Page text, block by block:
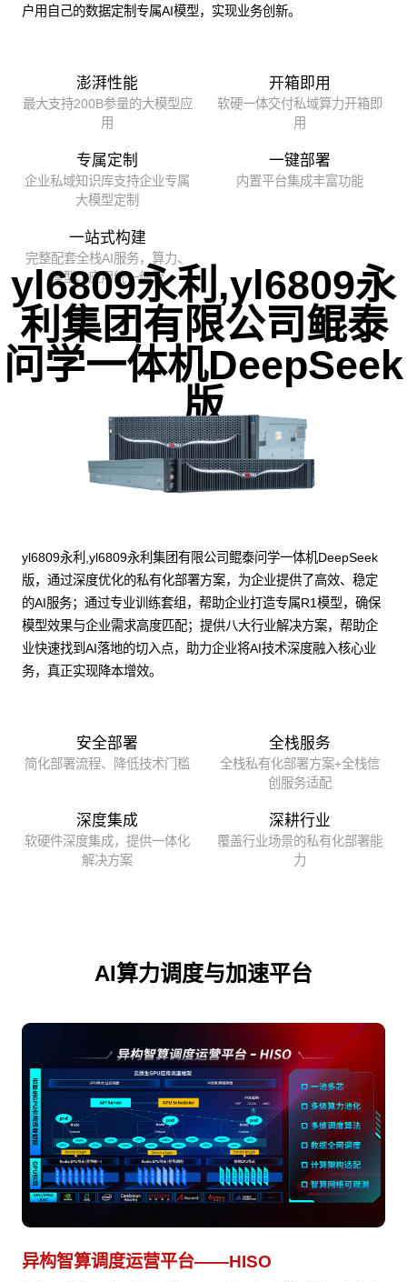
户用自己的数据定制专属AI模型，实现业务创新。
澎湃性能
最大支持200B参量的大模型应
用
开箱即用
软硬一体交付私域算力开箱即
用
专属定制
企业私域知识库支持企业专属
大模型定制
一键部署
内置平台集成丰富功能
一站式构建
完整配套全栈AI服务，算力、
模型、应用统一纳管
yl6809永利,yl6809永
利集团有限公司鲲泰
问学一体机DeepSeek
版
yl6809永利,yl6809永利集团有限公司鲲泰问学一体机DeepSeek
版，通过深度优化的私有化部署方案，为企业提供了高效、稳定
的AI服务；通过专业训练套组，帮助企业打造专属R1模型，确保
模型效果与企业需求高度匹配；提供八大行业解决方案，帮助企
业快速找到AI落地的切入点，助力企业将AI技术深度融入核心业
务，真正实现降本增效。
安全部署
简化部署流程、降低技术门槛
全栈服务
全栈私有化部署方案+全栈信
创服务适配
深度集成
软硬件深度集成，提供一体化
解决方案
深耕行业
覆盖行业场景的私有化部署能
力
AI算力调度与加速平台
异构智算调度运营平台——HISO